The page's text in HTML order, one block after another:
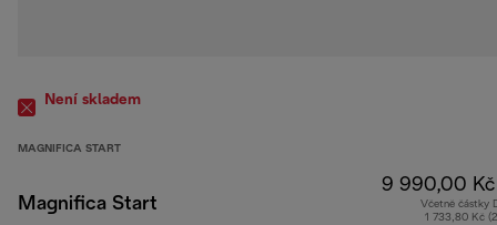
Není skladem
MAGNIFICA START
Magnifica Start
9 990,00 Kč
Včetně částky
1 733,80 Kč